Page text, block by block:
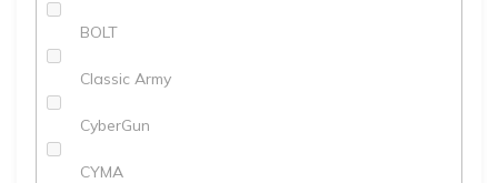
BOLT
Classic Army
CyberGun
CYMA